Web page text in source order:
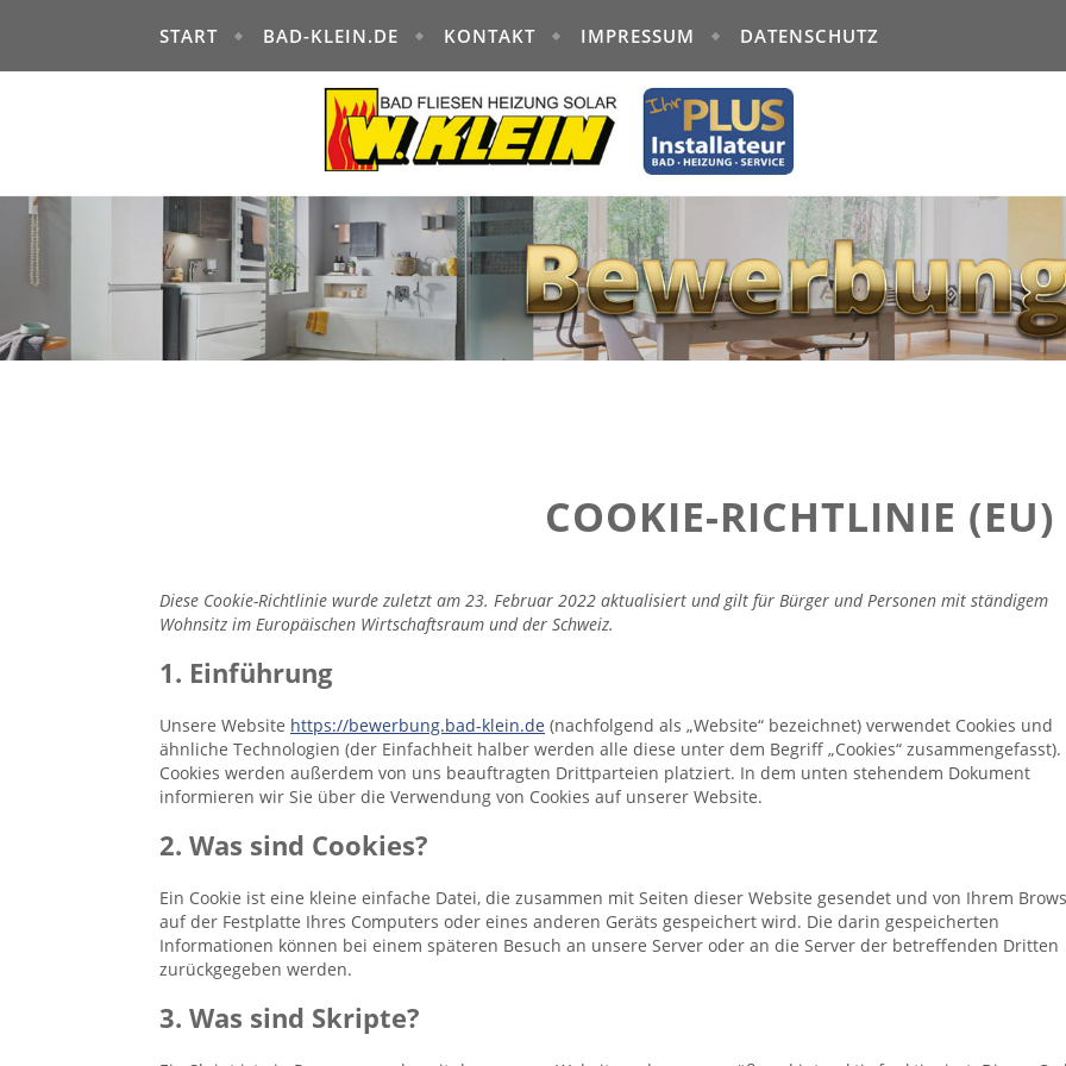
START BAD-KLEIN.DE KONTAKT IMPRESSUM DATENSCHUTZ
COOKIE-RICHTLINIE (EU)
Diese Cookie-Richtlinie wurde zuletzt am 23. Februar 2022 aktualisiert und gilt für Bürger und Personen mit ständigem
Wohnsitz im Europäischen Wirtschaftsraum und der Schweiz.
1. Einführung
Unsere Website https://bewerbung.bad-klein.de (nachfolgend als „Website“ bezeichnet) verwendet Cookies und
ähnliche Technologien (der Einfachheit halber werden alle diese unter dem Begriff „Cookies“ zusammengefasst).
Cookies werden außerdem von uns beauftragten Drittparteien platziert. In dem unten stehendem Dokument
informieren wir Sie über die Verwendung von Cookies auf unserer Website.
2. Was sind Cookies?
Ein Cookie ist eine kleine einfache Datei, die zusammen mit Seiten dieser Website gesendet und von Ihrem
auf der Festplatte Ihres Computers oder eines anderen Geräts gespeichert wird. Die darin gespeicherten
Informationen können bei einem späteren Besuch an unsere Server oder an die Server der betreffenden Dritten
zurückgegeben werden.
3. Was sind Skripte?